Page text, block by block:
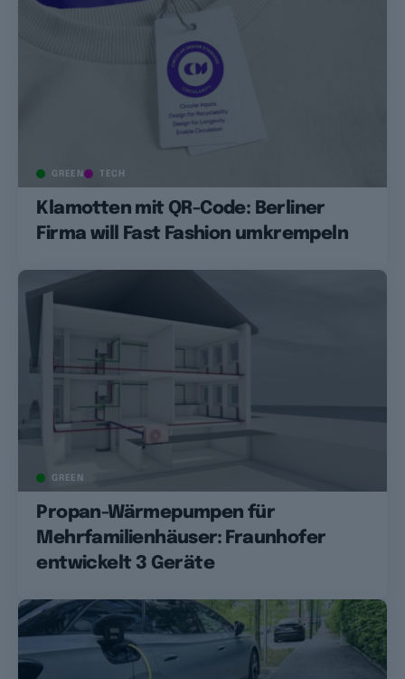
GREEN TECH
Klamotten mit QR-Code: Berliner
Firma will Fast Fashion umkrempeln
GREEN
Propan-Wärmepumpen für
Mehrfamilienhäuser: Fraunhofer
entwickelt 3 Geräte